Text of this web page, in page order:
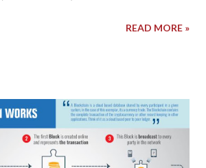
ญ่เกินไป) ทำกำไรจากรอบการเข้าออก บน
เล่มที่ชื่อว่า The Complete Idiot's Guide
ได้เรียนรู้การเทรดแบบ active trading ไป
READ MORE »